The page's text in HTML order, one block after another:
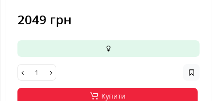
2049 грн
Купити